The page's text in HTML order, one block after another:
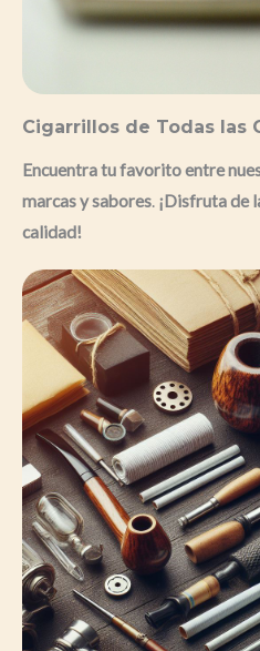
Cigarrillos de Todas las
Encuentra tu favorito entre
marcas y sabores. ¡Disfruta de
calidad!